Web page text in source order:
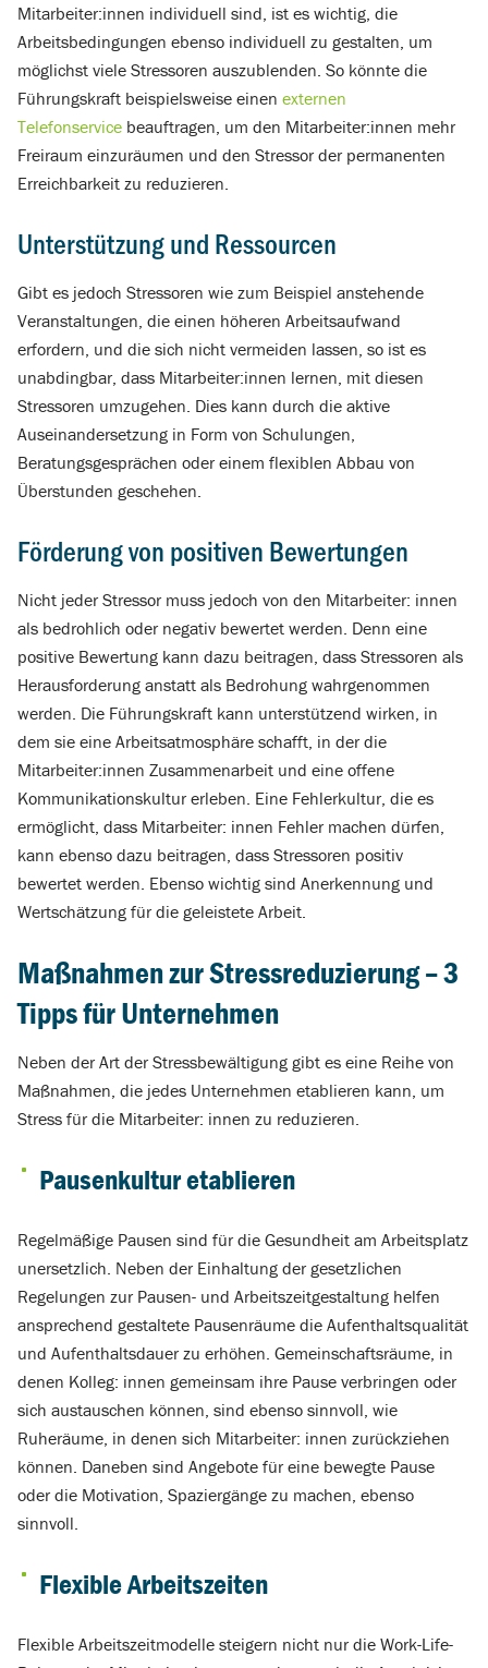
Mitarbeiter:innen individuell sind, ist es wichtig, die
Arbeitsbedingungen ebenso individuell zu gestalten, um
möglichst viele Stressoren auszublenden. So könnte die
Führungskraft beispielsweise einen externen
Telefonservice beauftragen, um den Mitarbeiter:innen mehr
Freiraum einzuräumen und den Stressor der permanenten
Erreichbarkeit zu reduzieren.
Unterstützung und Ressourcen
Gibt es jedoch Stressoren wie zum Beispiel anstehende
Veranstaltungen, die einen höheren Arbeitsaufwand
erfordern, und die sich nicht vermeiden lassen, so ist es
unabdingbar, dass Mitarbeiter:innen lernen, mit diesen
Stressoren umzugehen. Dies kann durch die aktive
Auseinandersetzung in Form von Schulungen,
Beratungsgesprächen oder einem flexiblen Abbau von
Überstunden geschehen.
Förderung von positiven Bewertungen
Nicht jeder Stressor muss jedoch von den Mitarbeiter: innen
als bedrohlich oder negativ bewertet werden. Denn eine
positive Bewertung kann dazu beitragen, dass Stressoren als
Herausforderung anstatt als Bedrohung wahrgenommen
werden. Die Führungskraft kann unterstützend wirken, in
dem sie eine Arbeitsatmosphäre schafft, in der die
Mitarbeiter:innen Zusammenarbeit und eine offene
Kommunikationskultur erleben. Eine Fehlerkultur, die es
ermöglicht, dass Mitarbeiter: innen Fehler machen dürfen,
kann ebenso dazu beitragen, dass Stressoren positiv
bewertet werden. Ebenso wichtig sind Anerkennung und
Wertschätzung für die geleistete Arbeit.
Maßnahmen zur Stressreduzierung – 3
Tipps für Unternehmen
Neben der Art der Stressbewältigung gibt es eine Reihe von
Maßnahmen, die jedes Unternehmen etablieren kann, um
Stress für die Mitarbeiter: innen zu reduzieren.
Pausenkultur etablieren
Regelmäßige Pausen sind für die Gesundheit am Arbeitsplatz
unersetzlich. Neben der Einhaltung der gesetzlichen
Regelungen zur Pausen- und Arbeitszeitgestaltung helfen
ansprechend gestaltete Pausenräume die Aufenthaltsqualität
und Aufenthaltsdauer zu erhöhen. Gemeinschaftsräume, in
denen Kolleg: innen gemeinsam ihre Pause verbringen oder
sich austauschen können, sind ebenso sinnvoll, wie
Ruheräume, in denen sich Mitarbeiter: innen zurückziehen
können. Daneben sind Angebote für eine bewegte Pause
oder die Motivation, Spaziergänge zu machen, ebenso
sinnvoll.
Flexible Arbeitszeiten
Flexible Arbeitszeitmodelle steigern nicht nur die Work-Life-